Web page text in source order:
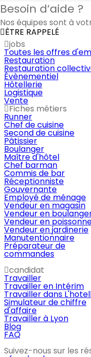
Besoin d’aide ?
Nos équipes sont à
ÊTRE RAPPELÉ
jobs
Toutes les offres
Restauration
Restauration
Évènementiel
Hôtellerie
Logistique
Vente
Fiches métiers
Runner
Chef de cuisine
Second de cuisine
Pâtissier
Boulanger
Maître d'hôtel
Chef barman
Commis de bar
Réceptionniste
Gouvernante
Employé de ménage
Vendeur en magasin
Vendeur en
Vendeur en
Vendeur en jardinerie
Manutentionnaire
Préparateur de
commandes
candidat
Travailler
Travailler en Intérim
Travailler dans
Simulateur de chiffre
d'affaire
Travailler à Lyon
Blog
FAQ
Suivez-nous sur les